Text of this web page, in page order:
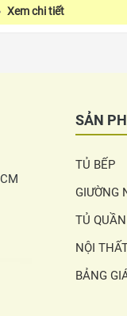
Xem chi tiết
SẢN
TỦ BẾP
GIƯỜNG
TỦ
NỘI
BẢNG